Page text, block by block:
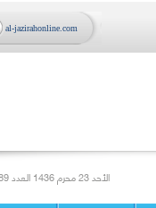
al-jazirahonline.com
Sunday 16/11/2014 Issue 15389 الأحد 23 محرم 1436 العدد